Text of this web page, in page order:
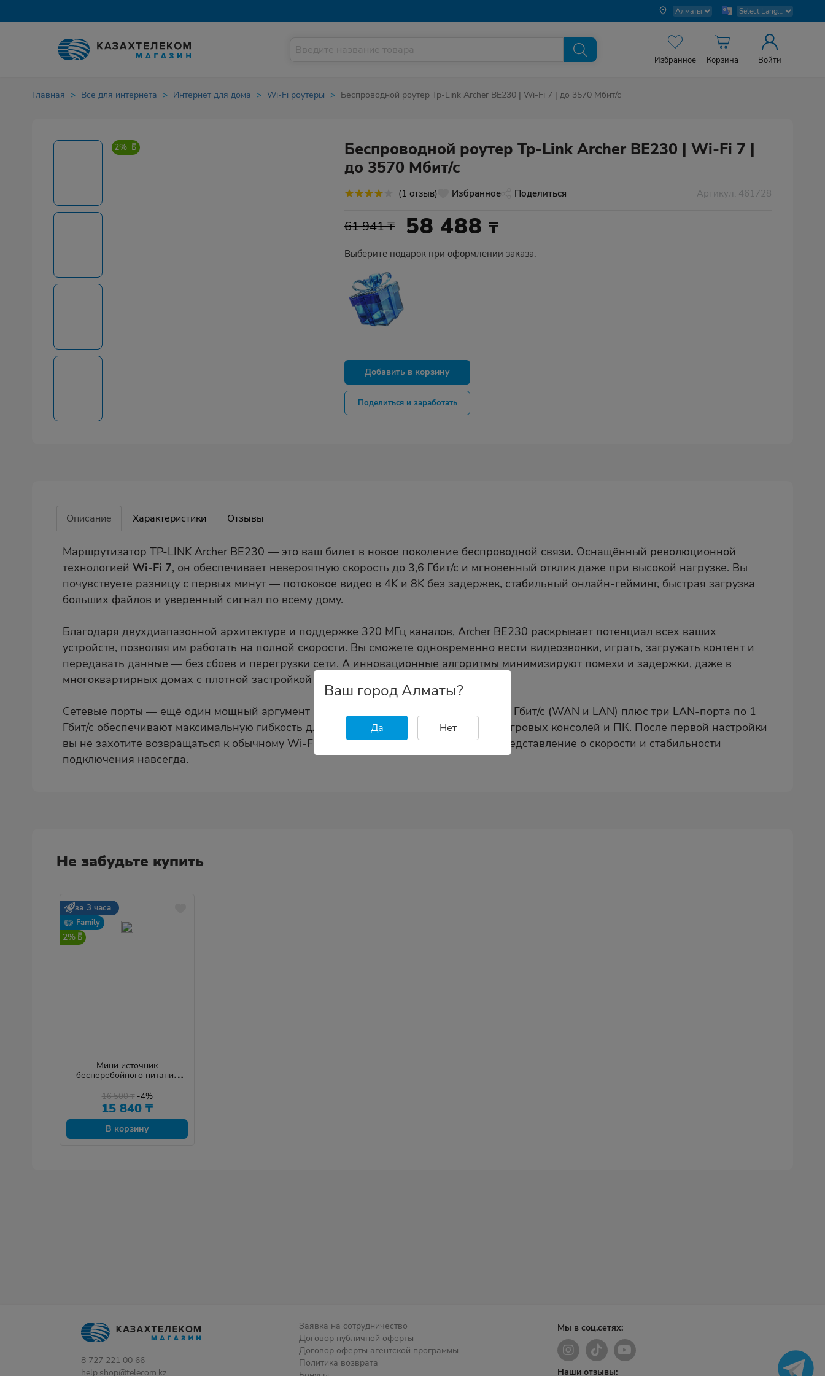
Избранное Корзина Войти
Главная Все для интернета Интернет для дома Wi-Fi роутеры Беспроводной роутер Tp-Link Archer BE230 | Wi-Fi 7 | до 3570 Мбит/с
2%
Беспроводной роутер Tp-Link Archer BE230 | Wi-Fi 7 |
до 3570 Мбит/с
(1 отзыв) Избранное Поделиться Артикул: 461728
61 941 ₸ 58 488₸
Выберите подарок при оформлении заказа:
Добавить в корзину
Поделиться и заработать
Описание Характеристики Отзывы
Маршрутизатор TP-LINK Archer BE230 — это ваш билет в новое поколение беспроводной связи. Оснащённый революционной
технологией Wi‑Fi 7, он обеспечивает невероятную скорость до 3,6 Гбит/с и мгновенный отклик даже при высокой нагрузке. Вы
почувствуете разницу с первых минут — потоковое видео в 4K и 8K без задержек, стабильный онлайн-гейминг, быстрая загрузка
больших файлов и уверенный сигнал по всему дому.
Благодаря двухдиапазонной архитектуре и поддержке 320 МГц каналов, Archer BE230 раскрывает потенциал всех ваших
устройств, позволяя им работать на полной скорости. Вы сможете одновременно вести видеозвонки, играть, загружать контент и
передавать данные — без сбоев и перегрузки сети. А инновационные алгоритмы минимизируют помехи и задержки, даже в
многоквартирных домах с плотной застройкой Wi‑Fi-сетей.
Сетевые порты — ещё один мощный аргумент в пользу Archer BE230. Два порта 2,5 Гбит/с (WAN и LAN) плюс три LAN-порта по 1
Гбит/с обеспечивают максимальную гибкость для подключения телевизоров, NAS, игровых консолей и ПК. После первой настройки
вы не захотите возвращаться к обычному Wi‑Fi — Archer BE230 с Wi‑Fi 7 меняет представление о скорости и стабильности
подключения навсегда.
Не забудьте купить
за 3 часа
Family
2%
Мини источник
бесперебойного питания
16 500₸ -4%
15 840 ₸
В корзину
8 727 221 00 66
help.shop@telecom.kz
Заявка на сотрудничество
Договор публичной оферты
Договор оферты агентской программы
Политика возврата
Мы в соц.сетях:
Наши отзывы:
Ваш город Алматы?
Да Нет